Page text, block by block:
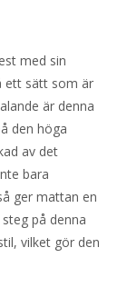
med sin
ett sätt som är
är denna
den höga
av det
bara
ger mattan en
på denna
vilket gör den